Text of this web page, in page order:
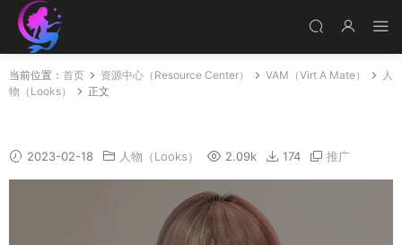
当前位置： 首页 资源中心（Resource Center） VAM（Virt A Mate）
人
物（Looks）
正文
2023-02-18 人物（Looks） 2.09k 174 推广